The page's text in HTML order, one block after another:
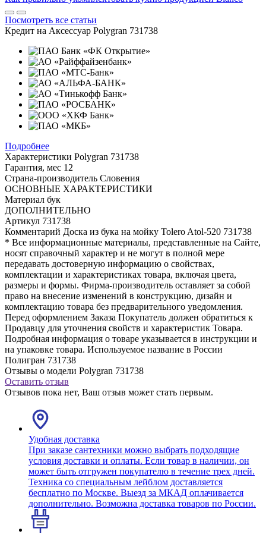
Посмотреть все статьи
Кредит на Аксессуар Polygran 731738
Подробнее
Характеристики Polygran 731738
Гарантия, мес 12
Страна-производитель Словения
ОСНОВНЫЕ ХАРАКТЕРИСТИКИ
Материал бук
ДОПОЛНИТЕЛЬНО
Артикул 731738
Комментарий Доска из бука на мойку Tolero Atol-520 731738
* Все информационные материалы, представленные на Сайте,
носят справочный характер и не могут в полной мере
передавать достоверную информацию о свойствах,
комплектации и характеристиках товара, включая цвета,
размеры и формы. Фирма-производитель оставляет за собой
право на внесение изменений в конструкцию, дизайн и
комплектацию товара без предварительного уведомления.
Перед оформлением Заказа Покупатель должен обратиться к
Продавцу для уточнения свойств и характеристик Товара.
Подробная информация о товаре указывается в инструкции и
на упаковке товара. Используемое название в России
Полигран 731738
Отзывы о модели Polygran 731738
Оставить отзыв
Отзывов пока нет, Ваш отзыв может стать первым.
Удобная доставка
При заказе сантехники можно выбрать подходящие
условия доставки и оплаты. Если товар в наличии, он
может быть отгружен покупателю в течение трех дней.
Техника со специальным лейблом доставляется
бесплатно по Москве. Выезд за МКАД оплачивается
дополнительно. Возможна доставка товаров по России.